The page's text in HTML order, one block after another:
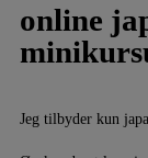
online
Jeg tilbyder kun